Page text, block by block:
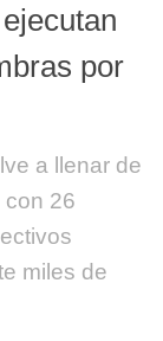
por
a llenar de
con 26
miles de